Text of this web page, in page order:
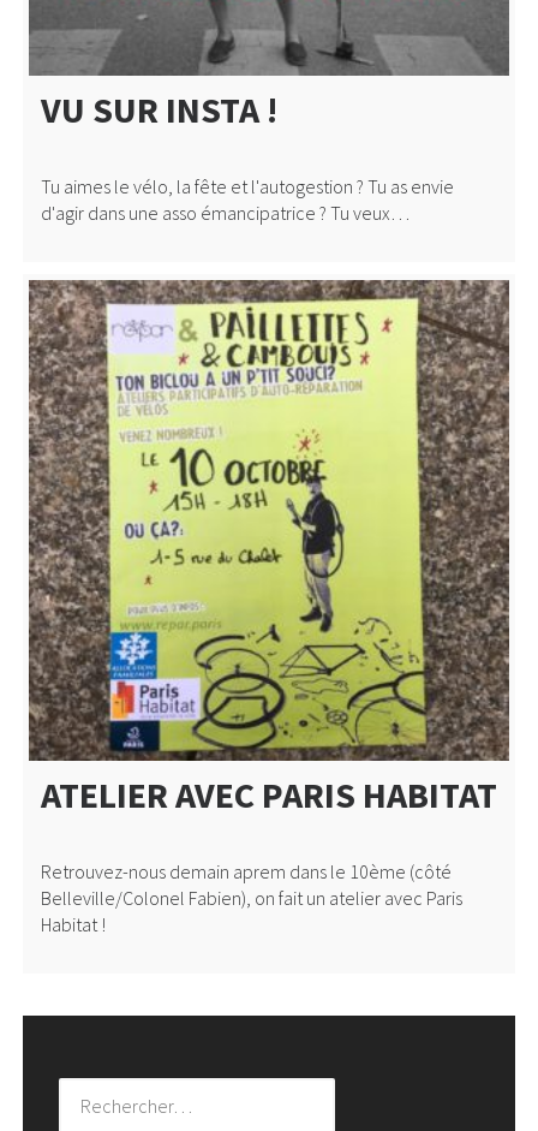
VU SUR INSTA !
Tu aimes le vélo, la fête et l'autogestion ? Tu as envie
d'agir dans une asso émancipatrice ? Tu veux…
ATELIER AVEC PARIS HABITAT
Retrouvez-nous demain aprem dans le 10ème (côté
Belleville/Colonel Fabien), on fait un atelier avec Paris
Habitat !
Rechercher :